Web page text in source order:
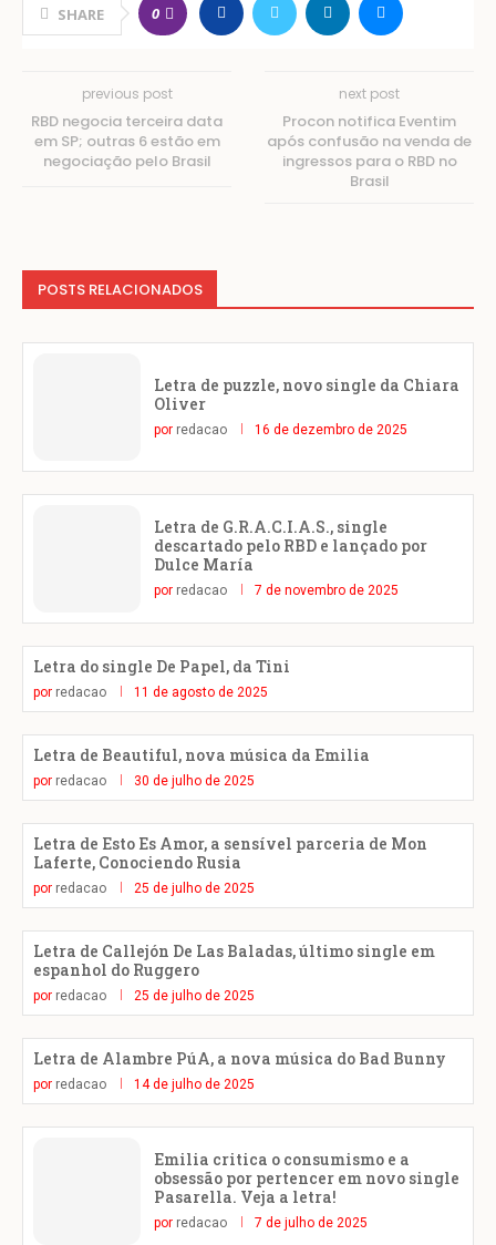
SHARE 0
previous post
RBD negocia terceira data
em SP; outras 6 estão em
negociação pelo Brasil
next post
Procon notifica Eventim
após confusão na venda de
ingressos para o RBD no
Brasil
POSTS RELACIONADOS
Letra de puzzle, novo single da Chiara
Oliver
por redacao 16 de dezembro de 2025
Letra de G.R.A.C.I.A.S., single
descartado pelo RBD e lançado por
Dulce María
por redacao 7 de novembro de 2025
Letra do single De Papel, da Tini
por redacao 11 de agosto de 2025
Letra de Beautiful, nova música da Emilia
por redacao 30 de julho de 2025
Letra de Esto Es Amor, a sensível parceria de Mon
Laferte, Conociendo Rusia
por redacao 25 de julho de 2025
Letra de Callejón De Las Baladas, último single em
espanhol do Ruggero
por redacao 25 de julho de 2025
Letra de Alambre PúA, a nova música do Bad Bunny
por redacao 14 de julho de 2025
Emilia critica o consumismo e a
obsessão por pertencer em novo single
Pasarella. Veja a letra!
por redacao 7 de julho de 2025